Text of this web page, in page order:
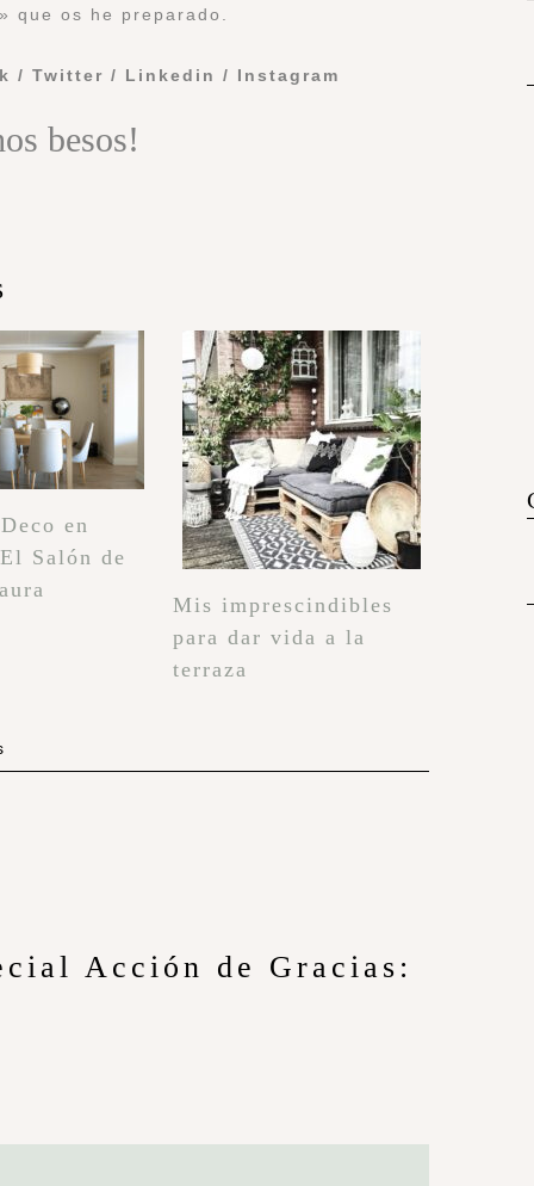
que os he preparado.
/ Twitter / Linkedin / Instagram
besos!
en
Salón de
Mis imprescindibles
para dar vida a la
terraza
Acción de Gracias: